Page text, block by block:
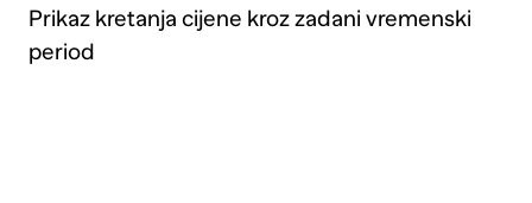
Prikaz kretanja cijene kroz zadani vremenski
period